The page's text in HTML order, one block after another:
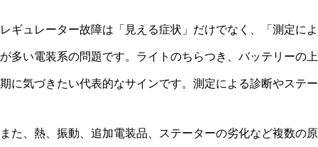
レギュレーター故障は「見える症状」だけでなく、「測定に
が多い電装系の問題です。ライトのちらつき、バッテリーの
期に気づきたい代表的なサインです。測定による診断やステ
また、熱、振動、追加電装品、ステーターの劣化など複数の